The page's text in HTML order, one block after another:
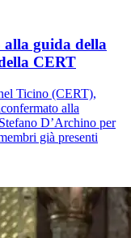
guida della
CERT
Ticino (CERT),
alla
D’Archino per
già presenti